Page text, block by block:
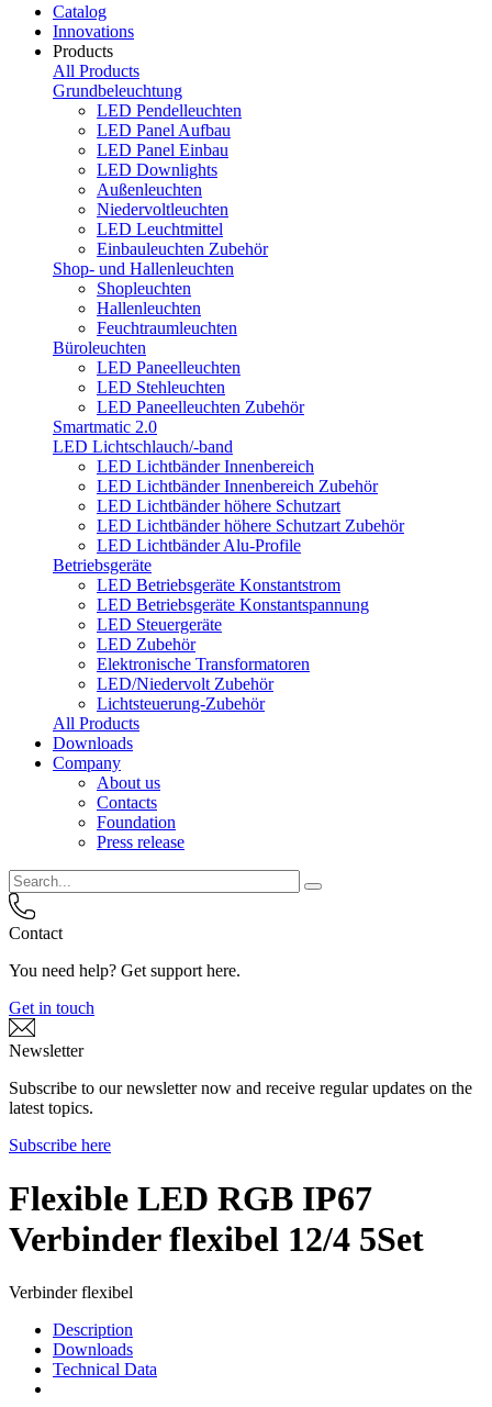
Catalog
Innovations
Products
All Products
Grundbeleuchtung
LED Pendelleuchten
LED Panel Aufbau
LED Panel Einbau
LED Downlights
Außenleuchten
Niedervoltleuchten
LED Leuchtmittel
Einbauleuchten Zubehör
Shop- und Hallenleuchten
Shopleuchten
Hallenleuchten
Feuchtraumleuchten
Büroleuchten
LED Paneelleuchten
LED Stehleuchten
LED Paneelleuchten Zubehör
Smartmatic 2.0
LED Lichtschlauch/-band
LED Lichtbänder Innenbereich
LED Lichtbänder Innenbereich Zubehör
LED Lichtbänder höhere Schutzart
LED Lichtbänder höhere Schutzart Zubehör
LED Lichtbänder Alu-Profile
Betriebsgeräte
LED Betriebsgeräte Konstantstrom
LED Betriebsgeräte Konstantspannung
LED Steuergeräte
LED Zubehör
Elektronische Transformatoren
LED/Niedervolt Zubehör
Lichtsteuerung-Zubehör
All Products
Downloads
Company
About us
Contacts
Foundation
Press release
Contact
You need help? Get support here.
Get in touch
Newsletter
Subscribe to our newsletter now and receive regular updates on the
latest topics.
Subscribe here
Flexible LED RGB IP67
Verbinder flexibel 12/4 5Set
Verbinder flexibel
Description
Downloads
Technical Data